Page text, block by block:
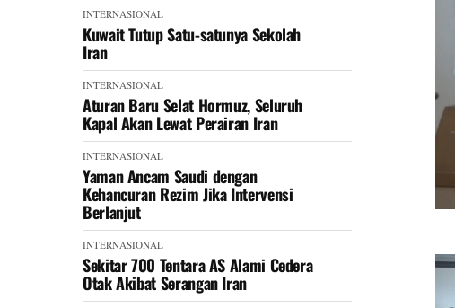
INTERNASIONAL
Kuwait Tutup Satu-satunya Sekolah
Iran
INTERNASIONAL
Aturan Baru Selat Hormuz, Seluruh
Kapal Akan Lewat Perairan Iran
INTERNASIONAL
Yaman Ancam Saudi dengan
Kehancuran Rezim Jika Intervensi
Berlanjut
INTERNASIONAL
Sekitar 700 Tentara AS Alami Cedera
Otak Akibat Serangan Iran